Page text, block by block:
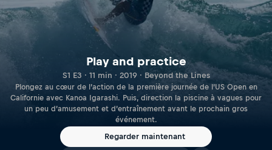
Play and practice
S1 E3 · 11 min · 2019 · Beyond the Lines
Plongez au cœur de l’action de la première journée de l’US Open en
Californie avec Kanoa Igarashi. Puis, direction la piscine à vagues pour
un peu d’amusement et d’entraînement avant le prochain gros
événement.
Regarder maintenant